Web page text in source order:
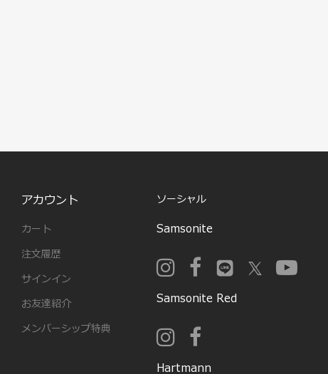
アカウント
カート
注文履歴
サインイン
お友達紹介
メンバーシップ特典
ソーシャル
Samsonite
Samsonite Red
Hartmann